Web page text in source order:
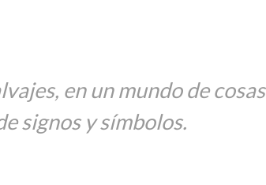
en un mundo de cosas
signos y símbolos.